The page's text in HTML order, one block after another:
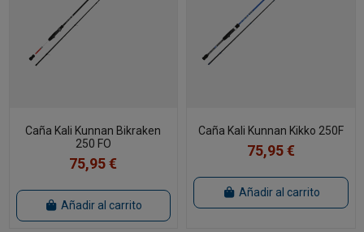
Caña Kali Kunnan Bikraken
250 FO
75,95 €
Añadir al carrito
Caña Kali Kunnan Kikko 250F
75,95 €
Añadir al carrito